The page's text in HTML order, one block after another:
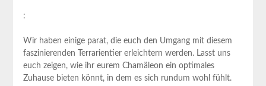
:
Wir haben einige parat, die euch den Umgang mit diesem
faszinierenden Terrarientier erleichtern werden. Lasst uns
euch zeigen, wie ihr eurem Chamäleon ein optimales
Zuhause bieten könnt, in dem es sich rundum wohl fühlt.